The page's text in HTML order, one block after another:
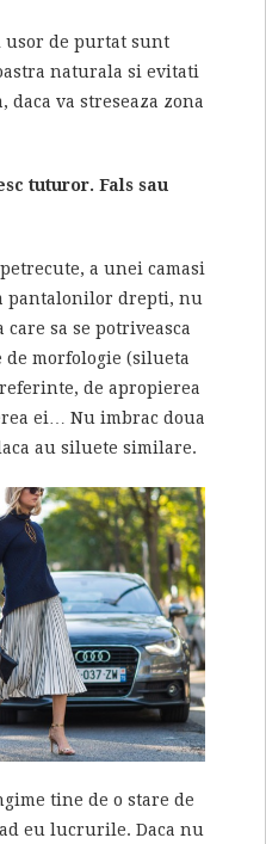
usor de purtat sunt
naturala si evitati
daca va streseaza zona
tuturor. Fals sau
a unei camasi
pantalonilor drepti, nu
sa se potriveasca
morfologie (silueta
de apropierea
ei… Nu imbrac doua
au siluete similare.
tine de o stare de
eu lucrurile. Daca nu